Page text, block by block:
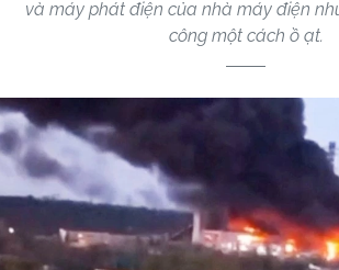
và máy phát điện của nhà máy điện
công một cách ồ ạt.